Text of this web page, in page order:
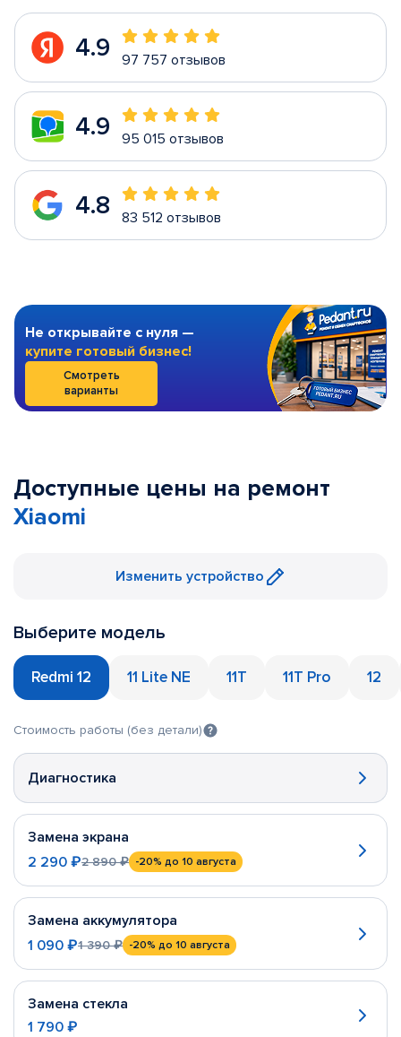
4.9 97 757 отзывов
4.9 95 015 отзывов
4.8 83 512 отзывов
Не открывайте с нуля —
купите готовый бизнес!
Смотреть
варианты
Доступные цены на ремонт
Xiaomi
Изменить устройство
Выберите модель
Redmi 12 11 Lite NE 11T 11T Pro 12
Стоимость работы (без детали)
Диагностика
Замена экрана
2 290 ₽2 890 ₽ -20% до 10 августа
Замена аккумулятора
1 090 ₽1 390 ₽ -20% до 10 августа
Замена стекла
1 790 ₽